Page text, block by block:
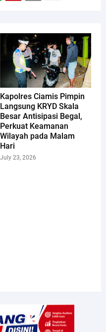
Kapolres Ciamis Pimpin
Langsung KRYD Skala
Besar Antisipasi Begal,
Perkuat Keamanan
Wilayah pada Malam
Hari
July 23, 2026